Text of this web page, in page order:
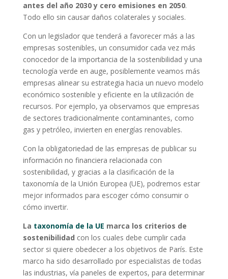
antes del año 2030 y cero emisiones en 2050.
Todo ello sin causar daños colaterales y sociales.
Con un legislador que tenderá a favorecer más a las
empresas sostenibles, un consumidor cada vez más
conocedor de la importancia de la sostenibilidad y una
tecnología verde en auge, posiblemente veamos más
empresas alinear su estrategia hacia un nuevo modelo
económico sostenible y eficiente en la utilización de
recursos. Por ejemplo, ya observamos que empresas
de sectores tradicionalmente contaminantes, como
gas y petróleo, invierten en energías renovables.
Con la obligatoriedad de las empresas de publicar su
información no financiera relacionada con
sostenibilidad, y gracias a la clasificación de la
taxonomía de la Unión Europea (UE), podremos estar
mejor informados para escoger cómo consumir o
cómo invertir.
La taxonomía de la UE marca los criterios de
sostenibilidad con los cuales debe cumplir cada
sector si quiere obedecer a los objetivos de París. Este
marco ha sido desarrollado por especialistas de todas
las industrias, vía paneles de expertos, para determinar